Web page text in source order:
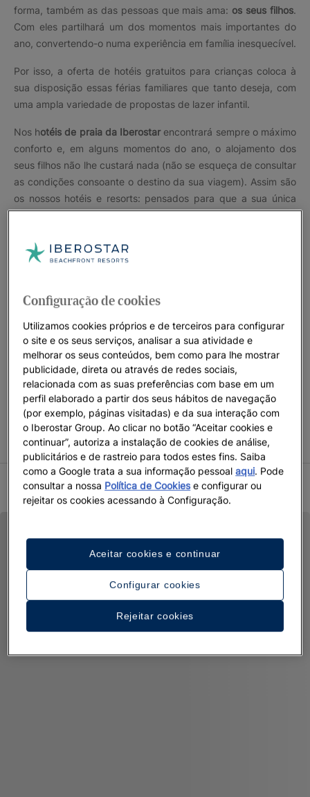
forma, também as das pessoas que mais ama: os seus filhos.
Com eles partilhará um dos momentos mais importantes do
ano, convertendo-o numa experiência em família inesquecível.
Por isso, a oferta de hotéis gratuitos para crianças coloca à
sua disposição essas férias familiares que tanto deseja, com
uma ampla variedade de propostas de lazer infantil.
Nos hotéis de praia da Iberostar encontrará sempre o máximo
conforto e, em alguns momentos do ano, o alojamento dos
seus filhos não lhe custará nada (não se esqueça de consultar
as condições consoante o destino da sua viagem). Assim são
os nossos hotéis e resorts: pensados para que a sua única
preocupação seja desfrutar dos seus dias de descanso em
Prepare-se para descobrir todos os hotéis familiares em
CONDIÇÕES DA CAMPANHA ESTADIA DE CRIANÇAS GRÁTIS
Crianças acompanhadas por 2 adultos com estadia gratuita
apenas em quartos selecionados. Promoção sujeita a
disponibilidade nas datas indicadas. A Iberostar reserva-se o
direito de modificar ou cancelar parte ou a totalidade da
promoção.
CONDIÇÕES VERÃO 2026
Configuração de cookies
Utilizamos cookies próprios e de terceiros para configurar
o site e os seus serviços, analisar a sua atividade e
melhorar os seus conteúdos, bem como para lhe mostrar
publicidade, direta ou através de redes sociais,
relacionada com as suas preferências com base em um
perfil elaborado a partir dos seus hábitos de navegação
(por exemplo, páginas visitadas) e da sua interação com
o Iberostar Group. Ao clicar no botão “Aceitar cookies e
continuar”, autoriza a instalação de cookies de análise,
publicitários e de rastreio para todos estes fins. Saiba
como a Google trata a sua informação pessoalaqui. Pode
consultar a nossa Política de Cookiese configurar ou
rejeitar os cookies acessando à Configuração.
Configurar cookies
Rejeitar cookies
Aceitar cookies e continuar